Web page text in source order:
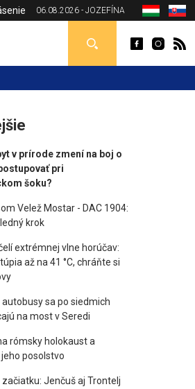
06.08.2026 - JOZEFÍNA
v prírode zmení na boj o
pri
šoku?
Velež Mostar - DAC 1904:
krok
extrémnej vlne horúčav:
až na 41 °C, chráňte si
autobusy sa po siedmich
na most v Seredi
rómsky holokaust a
posolstvo
začiatku: Jenčuš aj Trontelj